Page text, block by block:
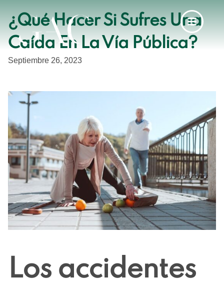
¿Qué Hacer Si Sufres Una
Caída En La Vía Pública?
Septiembre 26, 2023
Los accidentes